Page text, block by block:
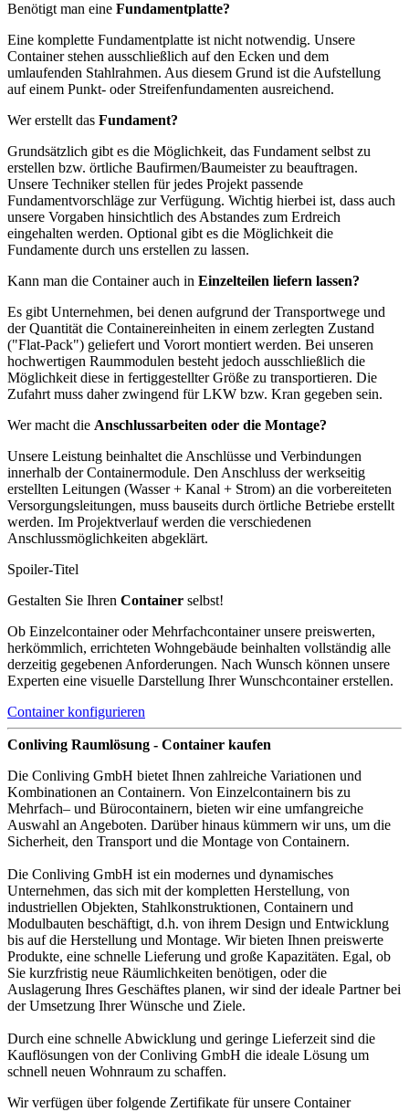
Benötigt man eine Fundamentplatte?
Eine komplette Fundamentplatte ist nicht notwendig. Unsere
Container stehen ausschließlich auf den Ecken und dem
umlaufenden Stahlrahmen. Aus diesem Grund ist die Aufstellung
auf einem Punkt- oder Streifenfundamenten ausreichend.
Wer erstellt das Fundament?
Grundsätzlich gibt es die Möglichkeit, das Fundament selbst zu
erstellen bzw. örtliche Baufirmen/Baumeister zu beauftragen.
Unsere Techniker stellen für jedes Projekt passende
Fundamentvorschläge zur Verfügung. Wichtig hierbei ist, dass auch
unsere Vorgaben hinsichtlich des Abstandes zum Erdreich
eingehalten werden. Optional gibt es die Möglichkeit die
Fundamente durch uns erstellen zu lassen.
Kann man die Container auch in Einzelteilen liefern lassen?
Es gibt Unternehmen, bei denen aufgrund der Transportwege und
der Quantität die Containereinheiten in einem zerlegten Zustand
("Flat-Pack") geliefert und Vorort montiert werden. Bei unseren
hochwertigen Raummodulen besteht jedoch ausschließlich die
Möglichkeit diese in fertiggestellter Größe zu transportieren. Die
Zufahrt muss daher zwingend für LKW bzw. Kran gegeben sein.
Wer macht die Anschlussarbeiten oder die Montage?
Unsere Leistung beinhaltet die Anschlüsse und Verbindungen
innerhalb der Containermodule. Den Anschluss der werkseitig
erstellten Leitungen (Wasser + Kanal + Strom) an die vorbereiteten
Versorgungsleitungen, muss bauseits durch örtliche Betriebe erstellt
werden. Im Projektverlauf werden die verschiedenen
Anschlussmöglichkeiten abgeklärt.
Spoiler-Titel
Gestalten Sie Ihren Container selbst!
Ob Einzelcontainer oder Mehrfachcontainer unsere preiswerten,
herkömmlich, errichteten Wohngebäude beinhalten vollständig alle
derzeitig gegebenen Anforderungen. Nach Wunsch können unsere
Experten eine visuelle Darstellung Ihrer Wunschcontainer erstellen.
Container konfigurieren
Conliving Raumlösung - Container kaufen
Die Conliving GmbH bietet Ihnen zahlreiche Variationen und
Kombinationen an Containern. Von Einzelcontainern bis zu
Mehrfach– und Bürocontainern, bieten wir eine umfangreiche
Auswahl an Angeboten. Darüber hinaus kümmern wir uns, um die
Sicherheit, den Transport und die Montage von Containern.
Die Conliving GmbH ist ein modernes und dynamisches
Unternehmen, das sich mit der kompletten Herstellung, von
industriellen Objekten, Stahlkonstruktionen, Containern und
Modulbauten beschäftigt, d.h. von ihrem Design und Entwicklung
bis auf die Herstellung und Montage. Wir bieten Ihnen preiswerte
Produkte, eine schnelle Lieferung und große Kapazitäten. Egal, ob
Sie kurzfristig neue Räumlichkeiten benötigen, oder die
Auslagerung Ihres Geschäftes planen, wir sind der ideale Partner bei
der Umsetzung Ihrer Wünsche und Ziele.
Durch eine schnelle Abwicklung und geringe Lieferzeit sind die
Kauflösungen von der Conliving GmbH die ideale Lösung um
schnell neuen Wohnraum zu schaffen.
Wir verfügen über folgende Zertifikate für unsere Container